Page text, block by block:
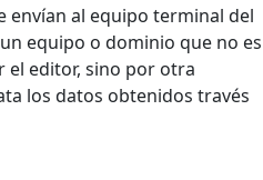
envían al equipo terminal del
equipo o dominio que no es
el editor, sino por otra
los datos obtenidos través